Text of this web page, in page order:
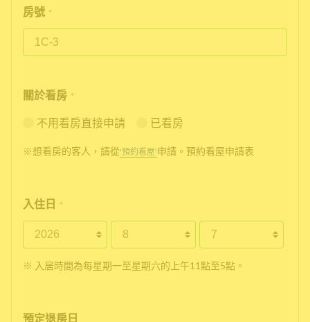
房號 *
關於看房 *
不用看房直接申請 已看房
※想看房的客人，請從'預約看屋'申請。預約看屋申請表
入住日 *
※ 入居時間為每星期一至星期六的上午11點至5點。
預定退房日